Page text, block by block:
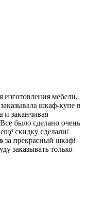
мебели,
шкаф-купе в
и заканчивая
было сделано очень
скидку сделали!
за прекрасный шкаф!
заказывать только